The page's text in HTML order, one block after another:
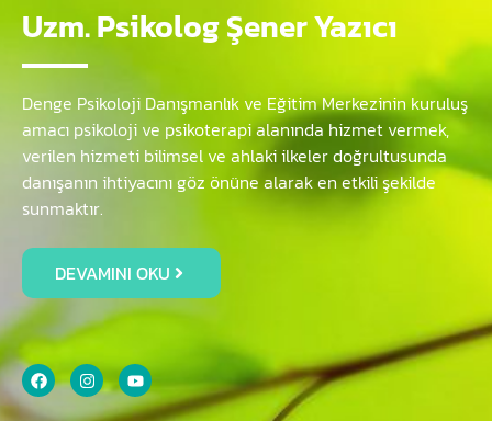
Uzm. Psikolog Şener Yazıcı
Denge Psikoloji Danışmanlık ve Eğitim Merkezinin kuruluş
amacı psikoloji ve psikoterapi alanında hizmet vermek,
verilen hizmeti bilimsel ve ahlaki ilkeler doğrultusunda
danışanın ihtiyacını göz önüne alarak en etkili şekilde
sunmaktır.
DEVAMINI OKU